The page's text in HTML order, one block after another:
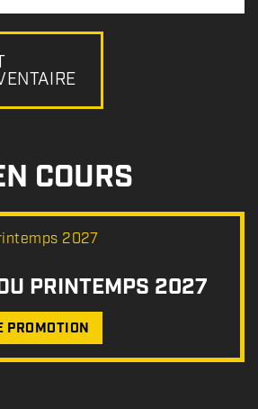
COURS
PRINTEMPS 2027
PROMOTION